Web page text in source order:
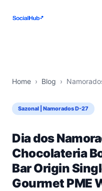
Home › Blog ›
Sazonal | Namorados D-27
Dia dos
Chocolateria
Bar Origin
Gourmet PME